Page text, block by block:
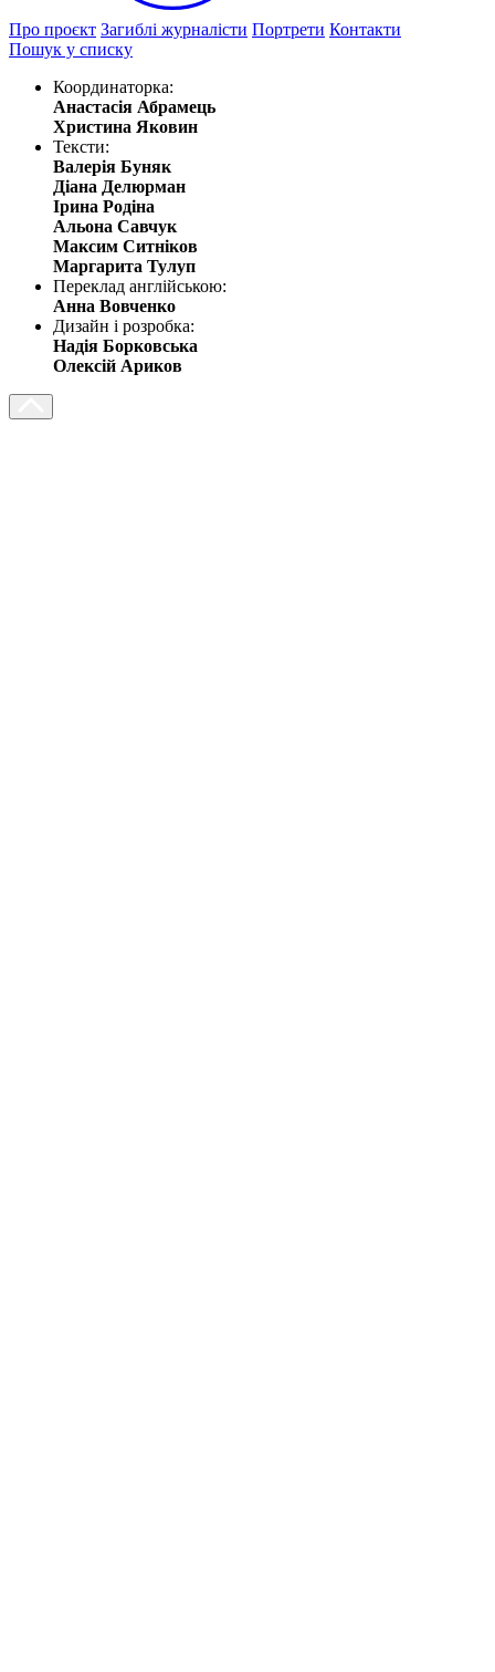
Про проєкт Загиблі журналісти Портрети Контакти
Пошук у списку
Координаторка:
Анастасія Абрамець
Христина Яковин
Тексти:
Валерія Буняк
Діана Делюрман
Ірина Родіна
Альона Савчук
Максим Ситніков
Маргарита Тулуп
Переклад англійською:
Анна Вовченко
Дизайн і розробка:
Надія Борковська
Олексій Ариков